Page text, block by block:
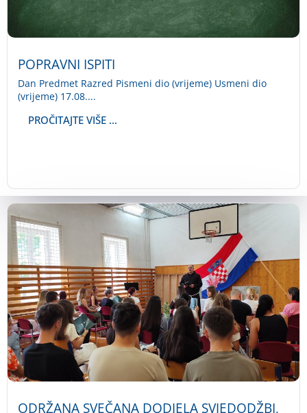
POPRAVNI ISPITI
Dan Predmet Razred Pismeni dio (vrijeme) Usmeni dio
(vrijeme) 17.08....
PROČITAJTE VIŠE ...
ODRŽANA SVEČANA DODJELA SVJEDODŽBI,